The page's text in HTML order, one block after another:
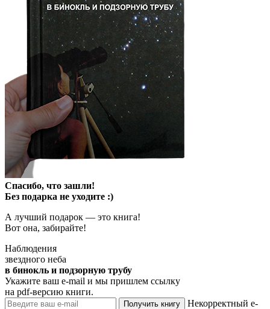
Спасибо, что зашли!
Без подарка не уходите :)
А лучший подарок — это книга!
Вот она, забирайте!
Наблюдения
звездного неба
в бинокль и подзорную трубу
Укажите ваш e-mail и мы пришлем ссылку
на pdf-версию книги.
Получить книгу
Некорректный e-